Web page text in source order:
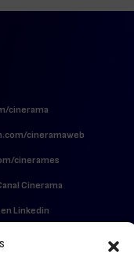
cinerama
cineramaweb
cinerames
Cinerama
Linkedin